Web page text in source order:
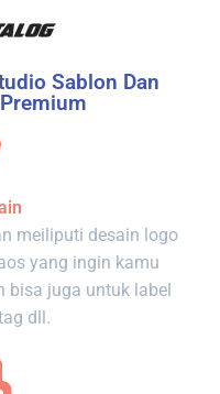
Sablon Dan
meiliputi desain logo
yang ingin kamu
bisa juga untuk label
dll.